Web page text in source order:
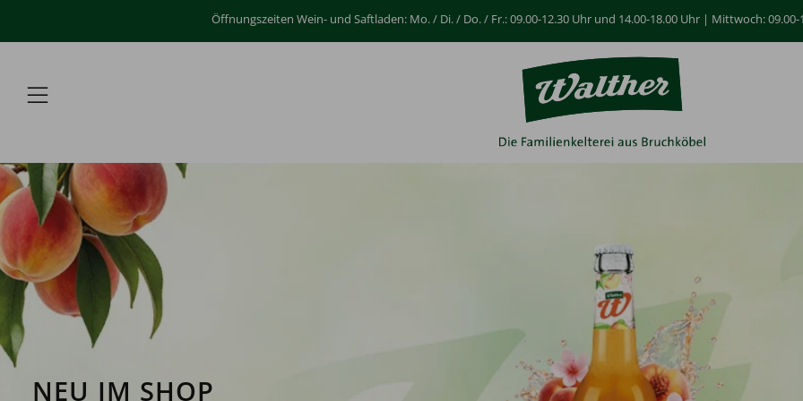
Öffnungszeiten Wein- und Saftladen: Mo. / Di. / Do. / Fr.: 09.00-12.30 Uhr und 14.00-18.00 Uhr | Mittwoch:
Menü
NEU IM SHOP